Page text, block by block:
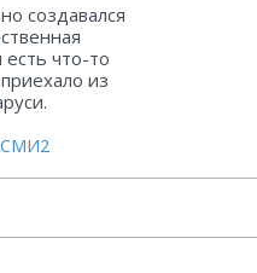
создавался
что-то
из
СМИ2